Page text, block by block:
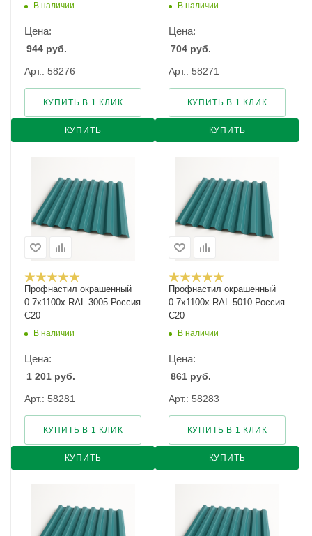
В наличии
Цена:
944 руб.
Арт.: 58276
КУПИТЬ
КУПИТЬ В 1 КЛИК
В наличии
Цена:
704 руб.
Арт.: 58271
КУПИТЬ
КУПИТЬ В 1 КЛИК
Профнастил окрашенный
0.7х1100х RAL 3005 Россия
С20
В наличии
Цена:
1 201 руб.
Арт.: 58281
КУПИТЬ
КУПИТЬ В 1 КЛИК
Профнастил окрашенный
0.7х1100х RAL 5010 Россия
С20
В наличии
Цена:
861 руб.
Арт.: 58283
КУПИТЬ
КУПИТЬ В 1 КЛИК